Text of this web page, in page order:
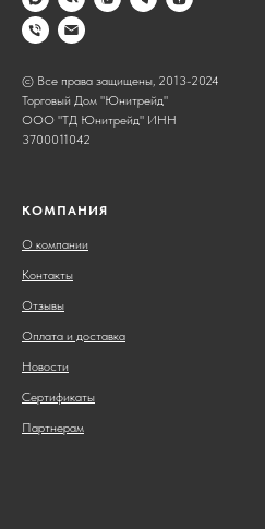
© Все права защищены, 2013-2024
Торговый Дом "Юнитрейд"
ООО "ТД Юнитрейд" ИНН
3700011042
КОМПАНИЯ
О компании
Контакты
Отзывы
Оплата и доставка
Новости
Сертификаты
Партнерам